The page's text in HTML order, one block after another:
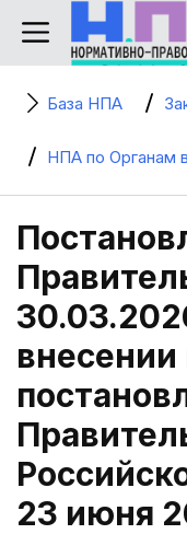
База НПА
НПА по Органам
23 июня